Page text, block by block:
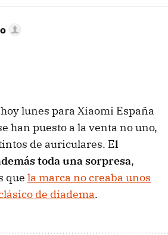
lunes para Xiaomi España
han puesto a la venta no uno,
de auriculares. El
toda una sorpresa,
que la marca no creaba unos
de diadema.